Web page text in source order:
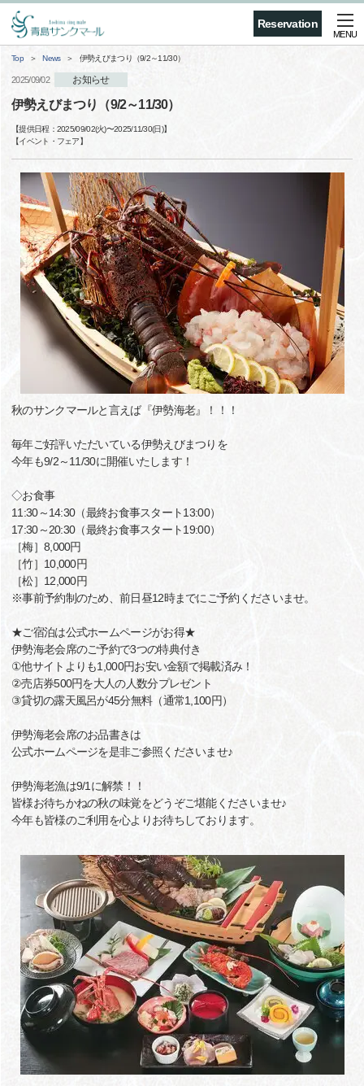
Reservation
MENU
Top News 伊勢えびまつり（9/2～11/30）
2025/09/02 お知らせ
伊勢えびまつり（9/2～11/30）
【提供日程： 2025/09/02(火)〜2025/11/30(日)】
【イベント・フェア】
秋のサンクマールと言えば『伊勢海老』！！！
毎年ご好評いただいている伊勢えびまつりを
今年も9/2～11/30に開催いたします！
◇お食事
11:30～14:30（最終お食事スタート13:00）
17:30～20:30（最終お食事スタート19:00）
［梅］8,000円
［竹］10,000円
［松］12,000円
※事前予約制のため、前日昼12時までにご予約くださいませ。
★ご宿泊は公式ホームページがお得★
伊勢海老会席のご予約で3つの特典付き
①他サイトよりも1,000円お安い金額で掲載済み！
②売店券500円を大人の人数分プレゼント
③貸切の露天風呂が45分無料（通常1,100円）
伊勢海老会席のお品書きは
公式ホームページを是非ご参照くださいませ♪
伊勢海老漁は9/1に解禁！！
皆様お待ちかねの秋の味覚をどうぞご堪能くださいませ♪
今年も皆様のご利用を心よりお待ちしております。